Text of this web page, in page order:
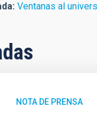
Ventanas al
NOTA DE PRENSA